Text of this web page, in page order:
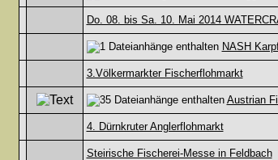
Do. 08. bis Sa. 10. Mai 2014
NASH
3.Völkermarkter Fischerflohmarkt
Austrian
4. Dürnkruter Anglerflohmarkt
Steirische Fischerei-Messe in Feldbach